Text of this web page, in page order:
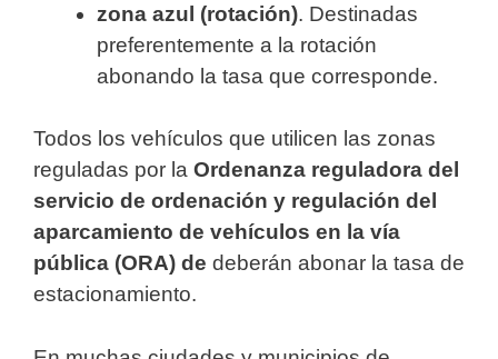
zona azul (rotación). Destinadas
preferentemente a la rotación
abonando la tasa que corresponde.
Todos los vehículos que utilicen las zonas
reguladas por la Ordenanza reguladora del
servicio de ordenación y regulación del
aparcamiento de vehículos en la vía
pública (ORA) de deberán abonar la tasa de
estacionamiento.